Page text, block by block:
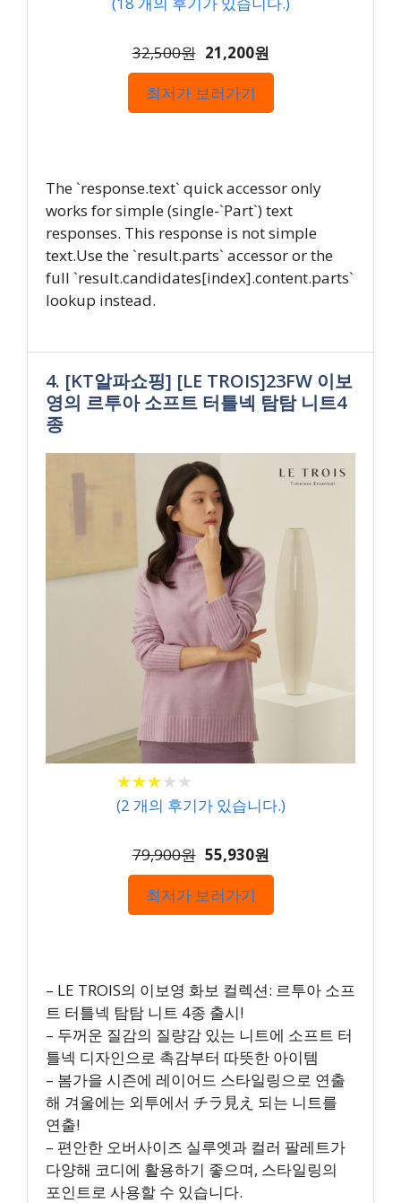
32,500원 21,200원
최저가 보러가기
The `response.text` quick accessor only
works for simple (single-`Part`) text
responses. This response is not simple
text.Use the `result.parts` accessor or the
full `result.candidates[index].content.parts`
lookup instead.
4. [KT알파쇼핑] [LE TROIS]23FW 이보
영의 르투아 소프트 터틀넥 탐탐 니트4
종
★★★★ ★
★★★★ ★
(2 개의 후기가 있습니다.)
79,900원 55,930원
최저가 보러가기
– LE TROIS의 이보영 화보 컬렉션: 르투아 소프
트 터틀넥 탐탐 니트 4종 출시!
– 두꺼운 질감의 질량감 있는 니트에 소프트 터
틀넥 디자인으로 촉감부터 따뜻한 아이템
– 봄가을 시즌에 레이어드 스타일링으로 연출
해 겨울에는 외투에서 チラ見え 되는 니트를
연출!
– 편안한 오버사이즈 실루엣과 컬러 팔레트가
다양해 코디에 활용하기 좋으며, 스타일링의
포인트로 사용할 수 있습니다.